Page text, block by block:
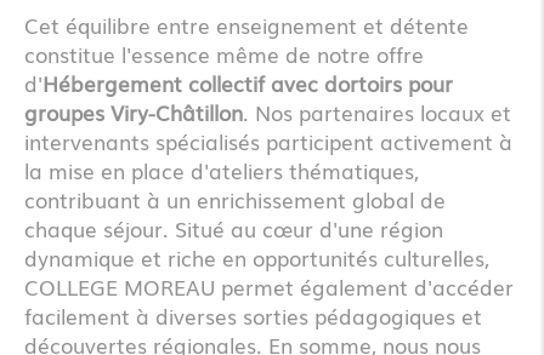
Cet équilibre entre enseignement et détente
constitue l'essence même de notre offre
d'Hébergement collectif avec dortoirs pour
groupes Viry-Châtillon. Nos partenaires locaux et
intervenants spécialisés participent activement à
la mise en place d'ateliers thématiques,
contribuant à un enrichissement global de
chaque séjour. Situé au cœur d'une région
dynamique et riche en opportunités culturelles,
COLLEGE MOREAU permet également d'accéder
facilement à diverses sorties pédagogiques et
découvertes régionales. En somme, nous nous